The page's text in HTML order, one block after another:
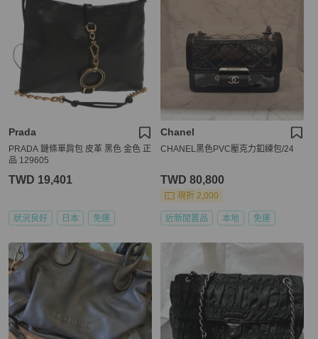
Prada
PRADA 鏈條單肩包 皮革 黑色 金色 正
品 129605
TWD 19,401
狀況良好 日本 免運
Chanel
CHANEL黑色PVC壓克力釦練包/24
TWD 80,800
現折 2,000
近新閒置品 本地 免運